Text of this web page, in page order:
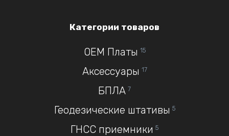
Категории товаров
OEM Платы 15
Аксессуары 17
БПЛА 7
Геодезические штативы 5
ГНСС приемники 5